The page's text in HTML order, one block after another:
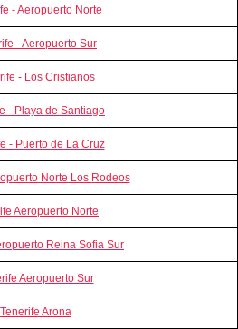
- Aeropuerto Norte
- Aeropuerto Sur
- Los Cristianos
- Playa de Santiago
- Puerto de La Cruz
Norte Los Rodeos
Aeropuerto Norte
Reina Sofia Sur
Aeropuerto Sur
Tenerife Arona